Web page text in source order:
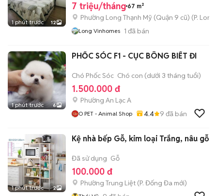
1 phút trước 12
7 triệu/tháng 67 m²
Phường Long Thạnh Mỹ (Quận 9 cũ) (P.
Long Vinhomes 1 đã bán
1 phút trước 6
PHỐC SÓC F1 - CỤC BÔNG BIẾT ĐI
Chó Phốc Sóc Chó con (dưới 3 tháng tuổi)
1.500.000 đ
Phường An Lạc A
O PET - Animal Shop 4.4 9 đã bán
1 phút trước 2
Kệ nhà bếp Gỗ, kim loại Trắng, nâu gỗ
Đã sử dụng Gỗ
100.000 đ
Phường Trung Liệt (P. Đống Đa mới)